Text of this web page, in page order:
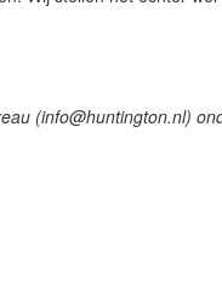
(info@huntington.nl)